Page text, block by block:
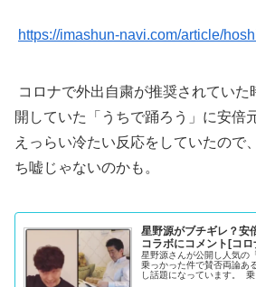
https://imashun-navi.com/article/
コロナで外出自粛が推奨されていた
開していた「うちで踊ろう」に安倍
えっらい冷たい反応をしていたので
ち嘘じゃないのかも。
星野源がブチギレ？安
コラボにコメント[コロ
星野源さんが公開し人気の
乗っかった件で賛否両論あ
し話題になっています。 乗